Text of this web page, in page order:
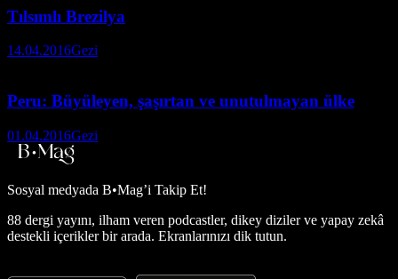
Tılsımlı Brezilya
14.04.2016Gezi
Peru: Büyüleyen, şaşırtan ve unutulmayan ülke
01.04.2016Gezi
Sosyal medyada B•Mag’i Takip Et!
88 dergi yayını, ilham veren podcastler, dikey diziler ve yapay zekâ
destekli içerikler bir arada. Ekranlarınızı dik tutun.